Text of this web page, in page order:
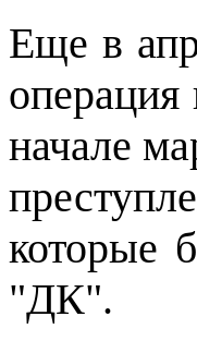
Еще в
начале
которые
"ДК".